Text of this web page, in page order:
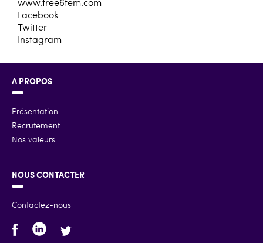
Facebook
Twitter
Instagram
A PROPOS
Présentation
Recrutement
Nos valeurs
NOUS CONTACTER
Contactez-nous